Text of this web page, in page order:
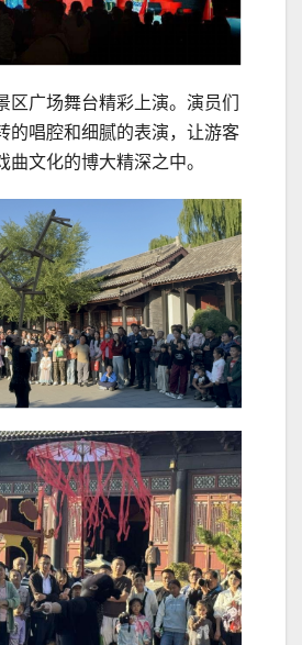
区广场舞台精彩上演。演员们
的唱腔和细腻的表演，让游客
曲文化的博大精深之中。